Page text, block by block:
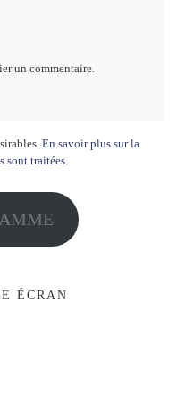
un commentaire.
En savoir plus sur la
sont traitées
ÉCRAN